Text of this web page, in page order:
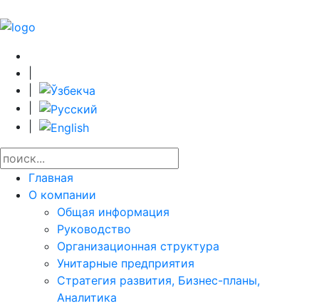
Главная
О компании
Общая информация
Руководство
Организационная структура
Унитарные предприятия
Стратегия развития, Бизнес-планы,
Аналитика